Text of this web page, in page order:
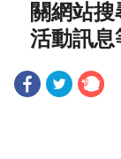
關網站
活動訊息